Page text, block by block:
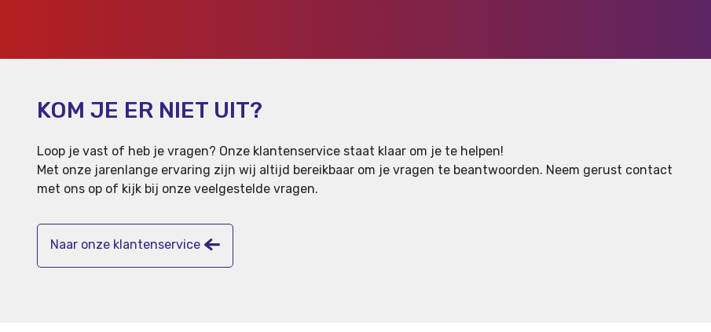
KOM JE ER NIET UIT?
Loop je vast of heb je vragen? Onze klantenservice staat klaar om je te helpen!
Met onze jarenlange ervaring zijn wij altijd bereikbaar om je vragen te beantwoorden. Neem gerust contact
met ons op of kijk bij onze veelgestelde vragen.
Naar onze klantenservice